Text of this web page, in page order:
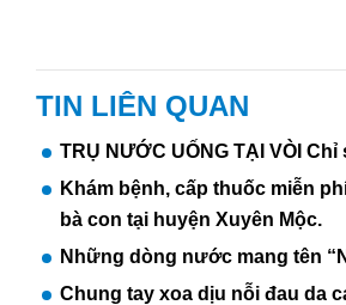
TIN LIÊN QUAN
TRỤ NƯỚC UỐNG TẠI VÒI
Khám bệnh, cấp thuốc miễn
bà con tại huyện Xuyên Mộc.
Những dòng nước mang tên
Chung tay xoa dịu nỗi đau da